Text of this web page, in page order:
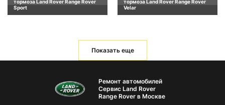
тормоза Land Rover Range Rover
Sport
тормоза Land Rover Range Rover
Velar
Показать еще
Ремонт автомобилей
Сервис Land Rover
Range Rover в Москве